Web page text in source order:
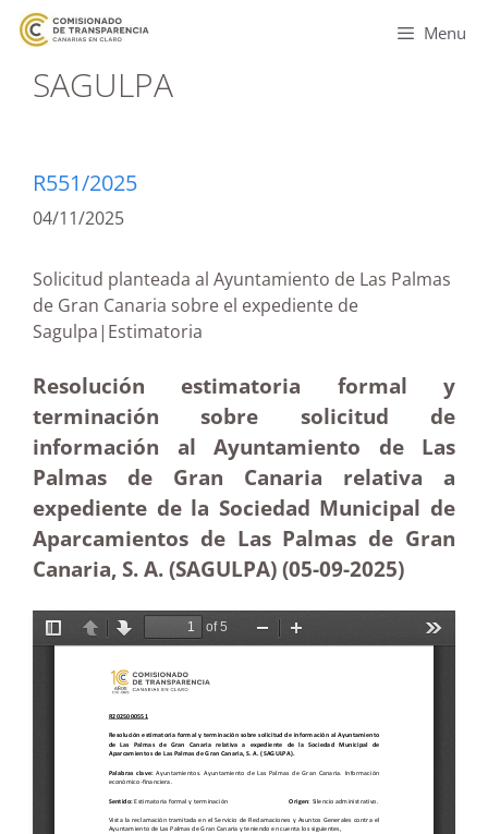
Menu
SAGULPA
R551/2025
04/11/2025
Solicitud planteada al Ayuntamiento de Las Palmas
de Gran Canaria sobre el expediente de
Sagulpa|Estimatoria
Resolución estimatoria formal y
terminación sobre solicitud de
información al Ayuntamiento de Las
Palmas de Gran Canaria relativa a
expediente de la Sociedad Municipal de
Aparcamientos de Las Palmas de Gran
Canaria, S. A. (SAGULPA) (05-09-2025)